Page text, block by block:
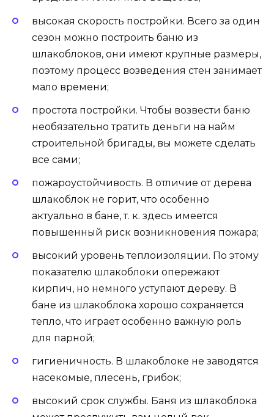
высокая скорость постройки. Всего за один
сезон можно построить баню из
шлакоблоков, они имеют крупные размеры,
поэтому процесс возведения стен занимает
мало времени;
простота постройки. Чтобы возвести баню
необязательно тратить деньги на найм
строительной бригады, вы можете сделать
все сами;
пожароустойчивость. В отличие от дерева
шлакоблок не горит, что особенно
актуально в бане, т. к. здесь имеется
повышенный риск возникновения пожара;
высокий уровень теплоизоляции. По этому
показателю шлакоблоки опережают
кирпич, но немного уступают дереву. В
бане из шлакоблока хорошо сохраняется
тепло, что играет особенно важную роль
для парной;
гигиеничность. В шлакоблоке не заводятся
насекомые, плесень, грибок;
высокий срок службы. Баня из шлакоблока